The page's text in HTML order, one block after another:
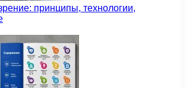
принципы, технологии,